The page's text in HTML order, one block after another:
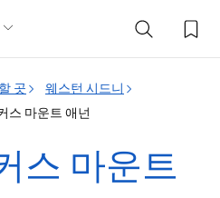
곳
웨스턴 시드니
스 마운트 애넌
스 마운트